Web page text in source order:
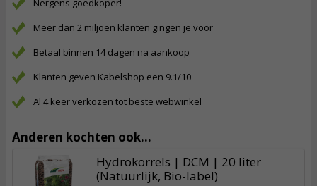
Nergens goedkoper!
Meer dan 2 miljoen klanten gingen je voor
Betaal binnen 14 dagen na aankoop
Klanten geven Kabelshop een 9.1/10
Al 4 keer verkozen tot beste webwinkel
Anderen kochten ook...
Hydrokorrels | DCM | 20 liter
(Natuurlijk, Bio-label)